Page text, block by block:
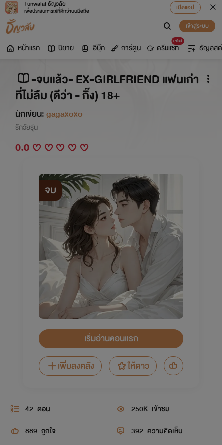
Tunwalai ธัญวลัย
เพื่อประสบการณ์ที่ดีกว่าบนมือถือ
เปิดแอป
เข้าสู่ระบบ
หน้าแรก นิยาย อีบุ๊ก การ์ตูน
มาใหม่
ดรีมแชท ธัญลิสต์
-จบแล้ว- EX-GIRLFRIEND แฟนเก่า
ที่ไม่ลืม (ดีว่า - กิ๊ง) 18+
นักเขียน:gagaxoxo
รักวัยรุ่น
0.0
จบ
เริ่มอ่านตอนแรก
เพิ่มลงคลัง
ให้ดาว
42 ตอน 250K เข้าชม
889 ถูกใจ 392 ความคิดเห็น